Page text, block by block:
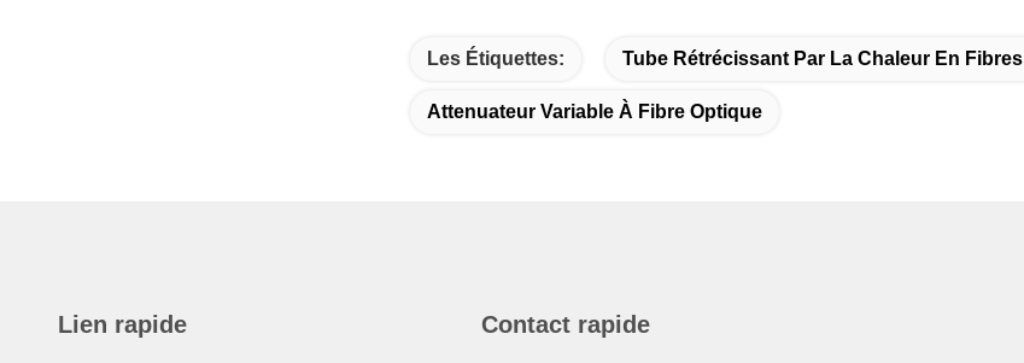
Les Étiquettes: Tube Rétrécissant Par La Chaleur En Fibres
Attenuateur Variable À Fibre Optique
Lien rapide Contact rapide